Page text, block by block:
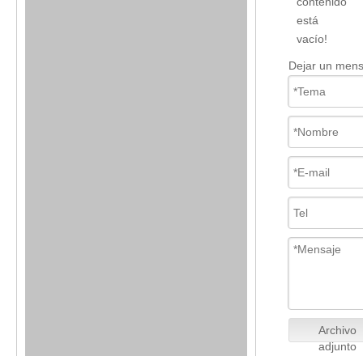
está
vacío!
Dejar un
Archivo
adjunto